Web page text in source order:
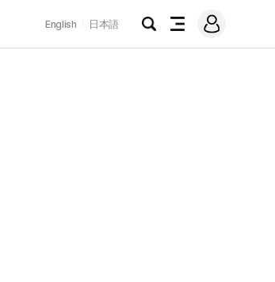
English 日本語
검
전
메
그